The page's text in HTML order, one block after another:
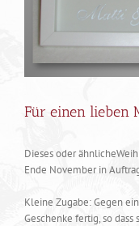
Für einen lieben
Dieses oder
Ende November in
Kleine Zugabe: Gegen
Geschenke fertig, so